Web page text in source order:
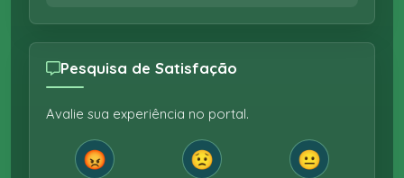
Pesquisa de Satisfação
Avalie sua experiência no portal.
😡 😟 😐